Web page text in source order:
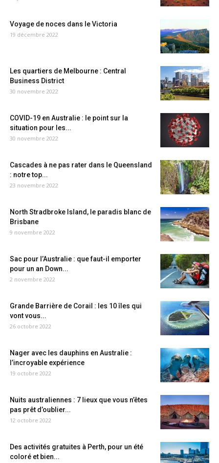
Voyage de noces dans le Victoria
19 décembre 2022
Les quartiers de Melbourne : Central
Business District
30 novembre 2022
COVID-19 en Australie : le point sur la
situation pour les...
30 novembre 2022
Cascades à ne pas rater dans le Queensland
: notre top...
23 novembre 2022
North Stradbroke Island, le paradis blanc de
Brisbane
9 novembre 2022
Sac pour l’Australie : que faut-il emporter
pour un an Down...
2 novembre 2022
Grande Barrière de Corail : les 10 îles qui
vont vous...
26 octobre 2022
Nager avec les dauphins en Australie :
l’incroyable expérience
19 octobre 2022
Nuits australiennes : 7 lieux que vous n’êtes
pas prêt d’oublier...
12 octobre 2022
Des activités gratuites à Perth, pour un été
coloré et bien...